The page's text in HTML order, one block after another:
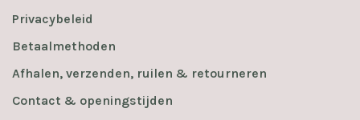
Privacybeleid
Betaalmethoden
Afhalen, verzenden, ruilen & retourneren
Contact & openingstijden